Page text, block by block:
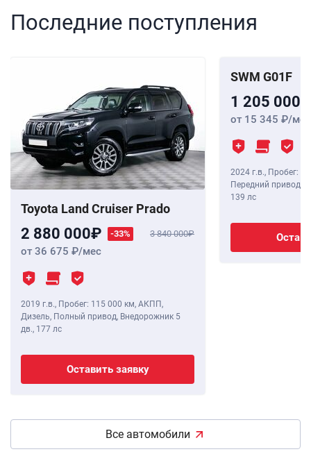
Последние поступления
Toyota Land Cruiser Prado
2 880 000 -33% 3 840 000
от 36 675 /мес
2019 г.в., Пробег: 115 000 км, АКПП,
Дизель, Полный привод, Внедорожник 5
дв., 177 лс
Оставить заявку
SWM G01F
1 205 000
от 15 345 /мес
2024 г.в., Пробег: 8
Передний привод,
139 лс
Все автомобили